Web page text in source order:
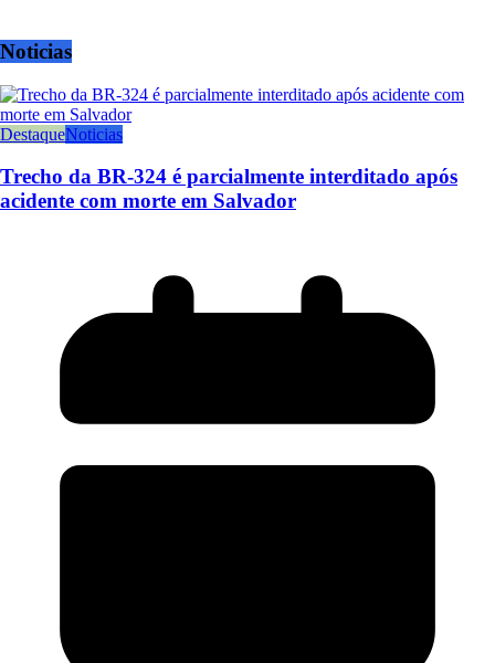
Noticias
DestaqueNoticias
Trecho da BR-324 é parcialmente interditado após
acidente com morte em Salvador